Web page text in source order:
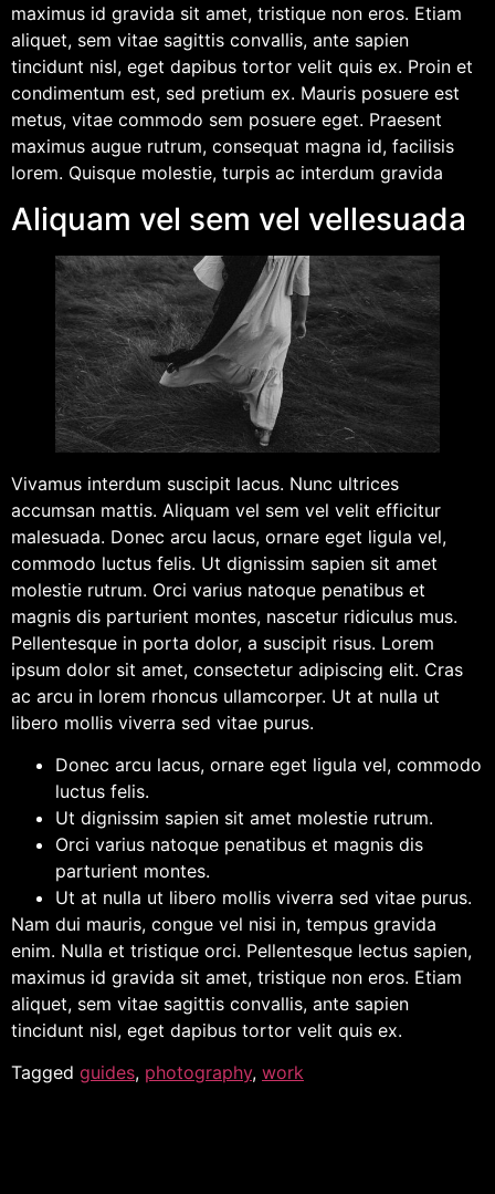
maximus id gravida sit amet, tristique non eros. Etiam
aliquet, sem vitae sagittis convallis, ante sapien
tincidunt nisl, eget dapibus tortor velit quis ex. Proin et
condimentum est, sed pretium ex. Mauris posuere est
metus, vitae commodo sem posuere eget. Praesent
maximus augue rutrum, consequat magna id, facilisis
lorem. Quisque molestie, turpis ac interdum gravida
Aliquam vel sem vel vellesuada
Vivamus interdum suscipit lacus. Nunc ultrices
accumsan mattis. Aliquam vel sem vel velit efficitur
malesuada. Donec arcu lacus, ornare eget ligula vel,
commodo luctus felis. Ut dignissim sapien sit amet
molestie rutrum. Orci varius natoque penatibus et
magnis dis parturient montes, nascetur ridiculus mus.
Pellentesque in porta dolor, a suscipit risus. Lorem
ipsum dolor sit amet, consectetur adipiscing elit. Cras
ac arcu in lorem rhoncus ullamcorper. Ut at nulla ut
libero mollis viverra sed vitae purus.
Donec arcu lacus, ornare eget ligula vel, commodo
luctus felis.
Ut dignissim sapien sit amet molestie rutrum.
Orci varius natoque penatibus et magnis dis
parturient montes.
Ut at nulla ut libero mollis viverra sed vitae purus.
Nam dui mauris, congue vel nisi in, tempus gravida
enim. Nulla et tristique orci. Pellentesque lectus sapien,
maximus id gravida sit amet, tristique non eros. Etiam
aliquet, sem vitae sagittis convallis, ante sapien
tincidunt nisl, eget dapibus tortor velit quis ex.
Tagged guides, photography, work